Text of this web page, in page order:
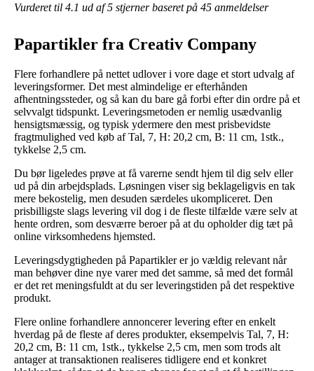
Vurderet til 4.1 ud af 5 stjerner baseret på 45 anmeldelser
Papartikler fra Creativ Company
Flere forhandlere på nettet udlover i vore dage et stort udvalg af
leveringsformer. Det mest almindelige er efterhånden
afhentningssteder, og så kan du bare gå forbi efter din ordre på et
selvvalgt tidspunkt. Leveringsmetoden er nemlig usædvanlig
hensigtsmæssig, og typisk ydermere den mest prisbevidste
fragtmulighed ved køb af Tal, 7, H: 20,2 cm, B: 11 cm, 1stk.,
tykkelse 2,5 cm.
Du bør ligeledes prøve at få varerne sendt hjem til dig selv eller
ud på din arbejdsplads. Løsningen viser sig beklageligvis en tak
mere bekostelig, men desuden særdeles ukompliceret. Den
prisbilligste slags levering vil dog i de fleste tilfælde være selv at
hente ordren, som desværre beroer på at du opholder dig tæt på
online virksomhedens hjemsted.
Leveringsdygtigheden på Papartikler er jo vældig relevant når
man behøver dine nye varer med det samme, så med det formål
er det ret meningsfuldt at du ser leveringstiden på det respektive
produkt.
Flere online forhandlere annoncerer levering efter en enkelt
hverdag på de fleste af deres produkter, eksempelvis Tal, 7, H:
20,2 cm, B: 11 cm, 1stk., tykkelse 2,5 cm, men som trods alt
antager at transaktionen realiseres tidligere end et konkret